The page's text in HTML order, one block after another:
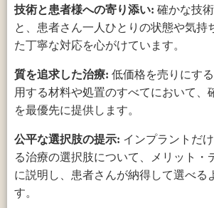
技術と患者様への寄り添い: 確かな技
と、患者さん一人ひとりの状態や気持
た丁寧な対応を心がけています。
質を追求した治療: 低価格を売りにす
用する材料や処置のすべてにおいて、
を最優先に提供します。
公平な選択肢の提示: インプラントだ
る治療の選択肢について、メリット・
に説明し、患者さんが納得して選べる
す。